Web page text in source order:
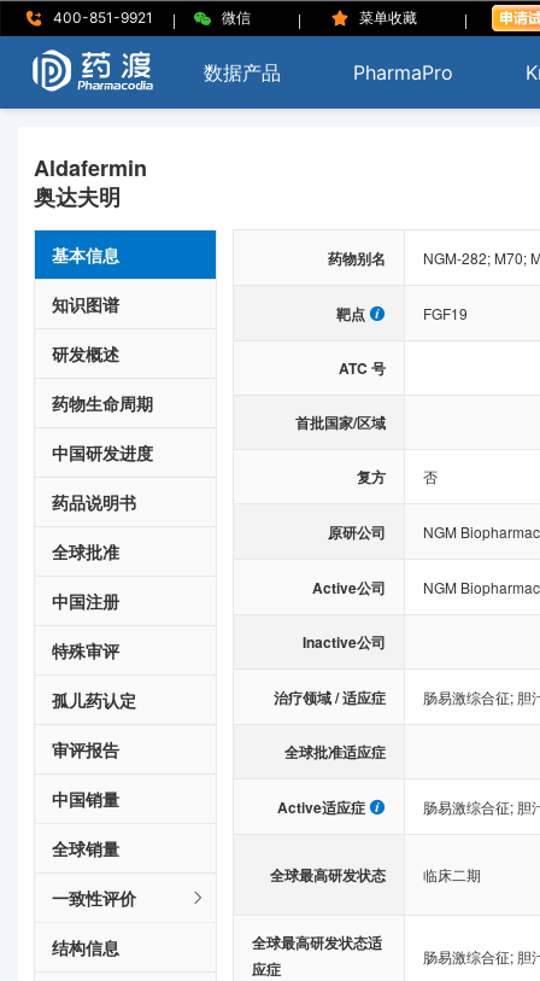
400-851-9921 | 微信 | 菜单收藏 |
数据产品 PharmaPro
Aldafermin
奥达夫明
基本信息
知识图谱
研发概述
药物生命周期
中国研发进度
药品说明书
全球批准
中国注册
特殊审评
孤儿药认定
审评报告
中国销量
全球销量
一致性评价
结构信息
药物别名 NGM-282; M70;
靶点 FGF19
ATC 号
首批国家/区域
复方 否
原研公司 NGM
Active公司 NGM
Inactive公司
治疗领域 / 适应症 肠易激综合征; 胆
全球批准适应症
Active适应症 肠易激综合征; 胆
全球最高研发状态 临床二期
全球最高研发状态适
应症
肠易激综合征; 胆